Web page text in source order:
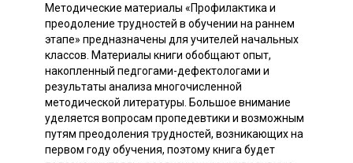
Методические материалы «Профилактика и
преодоление трудностей в обучении на раннем
этапе» предназначены для учителей начальных
классов. Материалы книги обобщают опыт,
накопленный педгогами-дефектологами и
результаты анализа многочисленной
методической литературы. Большое внимание
уделяется вопросам пропедевтики и возможным
путям преодоления трудностей, возникающих на
первом году обучения, поэтому книга будет